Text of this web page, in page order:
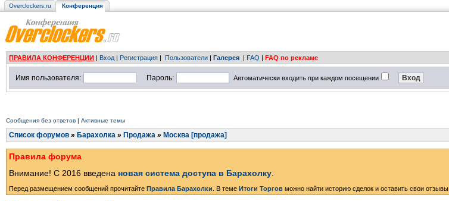
Overclockers.ru Конференция
ПРАВИЛА КОНФЕРЕНЦИИ | Вход | Регистрация | Пользователи | Галерея | FAQ | FAQ по рекламе
Имя пользователя: Пароль: Автоматически входить при каждом посещении
Сообщения без ответов | Активные темы
Список форумов » Барахолка » Продажа » Москва [продажа]
Правила форума
Внимание! С 2016 введена новая система доступа в Барахолку.
Перед размещением сообщений прочитайте Правила Барахолки . В теме Итоги Торгов можно найти историю сделок и оставить свои отзывы.